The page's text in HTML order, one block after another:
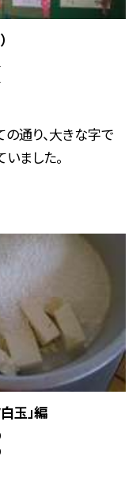
通り、大きな字で
ました。
玉」編